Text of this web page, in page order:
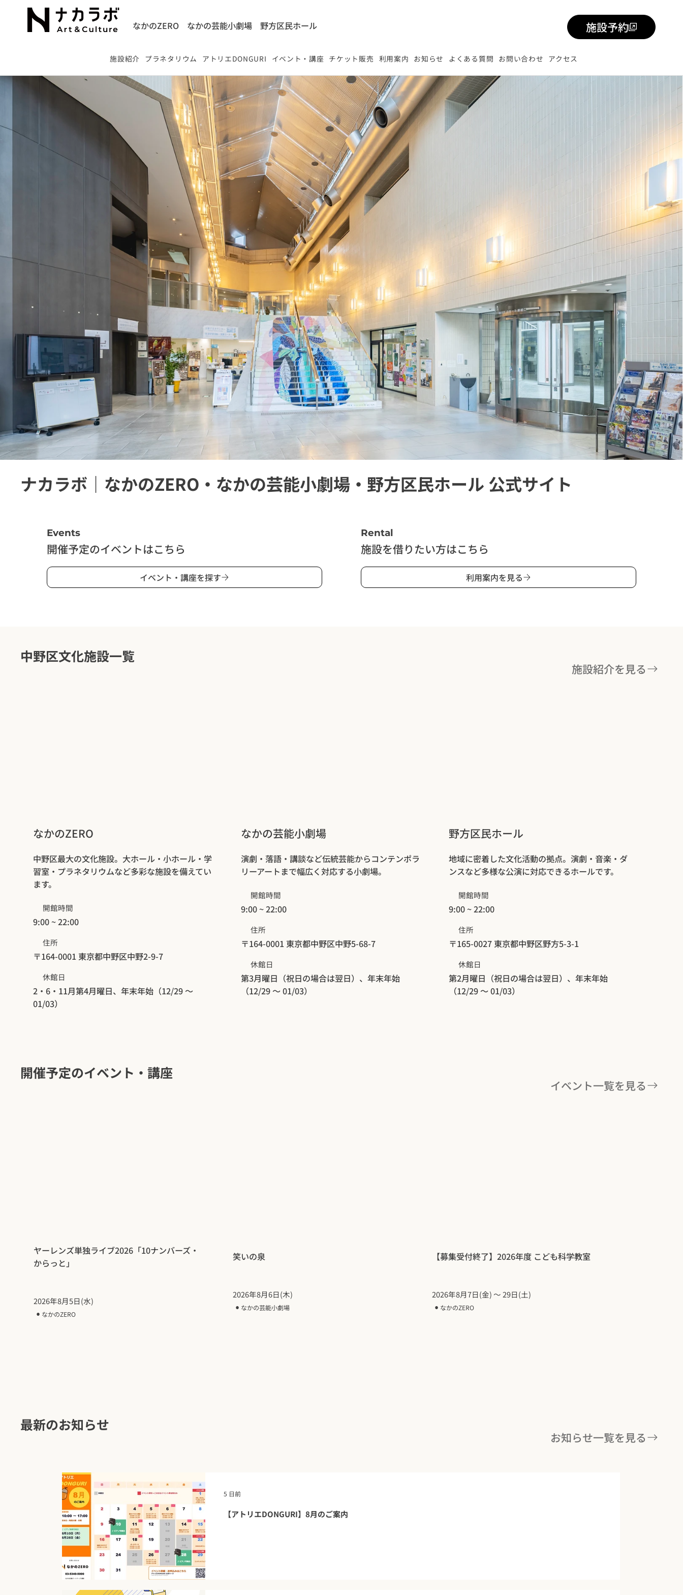
なかのZERO なかの芸能小劇場 ​野方区民ホール 施設予約
施設紹介 プラネタリウム アトリエDONGURI イベント・講座 チケット販売 利用案内 お知らせ よくある質問 お問い合わせ アクセス
Events
開催予定のイベントはこちら
イベント・講座を探す
Rental
施設を借りたい方はこちら
利用案内を見る
ナカラボ｜なかのZERO・なかの芸能小劇場・野方区民ホール 公式サイト
なかのZERO
中野区最大の文化施設。大ホール・小ホール・学
習室・プラネタリウムなど多彩な施設を備えてい
ます。
開館時間
9:00 ~ 22:00
住所
〒164-0001 東京都中野区中野2-9-7
​休館日
2・6・11月第4月曜日、年末年始（12/29 ～
01/03）
なかの芸能小劇場
演劇・落語・講談など伝統芸能からコンテンポラ
リーアートまで幅広く対応する小劇場。
開館時間
9:00 ~ 22:00
住所
〒164-0001 東京都中野区中野5-68-7
​休館日
第3月曜日（祝日の場合は翌日）、年末年始
（12/29 ～ 01/03）
野方区民ホール
地域に密着した文化活動の拠点。演劇・音楽・ダ
ンスなど多様な公演に対応できるホールです。
開館時間
9:00 ~ 22:00
住所
〒165-0027 東京都中野区野方5-3-1
​休館日
第2月曜日（祝日の場合は翌日）、年末年始
（12/29 ～ 01/03）
中野区文化施設一覧
施設紹介を見る
ヤーレンズ単独ライブ2026「10ナンバーズ・
からっと」
2026年8月5日(水)
なかのZERO
⚫︎
笑いの泉
2026年8月6日(木)
なかの芸能小劇場
⚫︎
【募集受付終了】2026年度 こども科学教室
2026年8月7日(金) 〜 29日(土)
なかのZERO
⚫︎
開催予定のイベント・講座
イベント一覧を見る
【アトリエDONGURI】8月のご案内
5 日前
最新のお知らせ
お知らせ一覧を見る